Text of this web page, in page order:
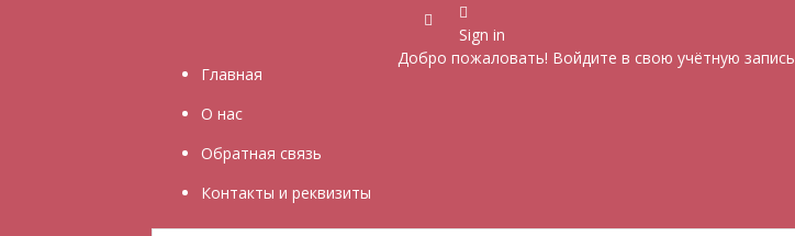
Главная
О нас
Обратная связь
Контакты и реквизиты
Sign in
Добро пожаловать! Войдите в свою учётную запись